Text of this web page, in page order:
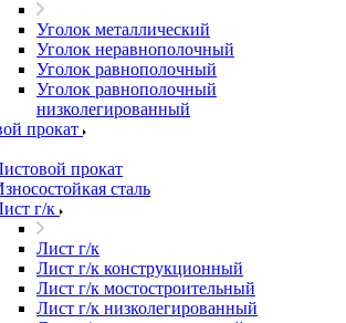
Уголок металлический
Уголок неравнополочный
Уголок равнополочный
Уголок равнополочный
низколегированный
прокат
прокат
сталь
г/к
Лист г/к
Лист г/к конструкционный
Лист г/к мостостроительный
Лист г/к низколегированный